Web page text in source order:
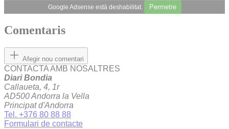
Google Adsense està deshabilitat. Permetre
Comentaris
Afegir nou comentari
CONTACTA AMB NOSALTRES
Diari Bondia
Callaueta, 4, 1r
AD500 Andorra la Vella
Principat d'Andorra
Tel. +376 80 88 88
Formulari de contacte